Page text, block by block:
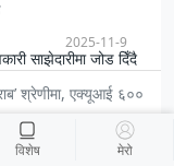
साझेदारीमा जोड दिँदै
सङ्गोष्ठी काठमाडौंमा
2025-11-9
श्रेणीमा, एक्यूआई ६००
2025-11-9
विशेष मेरो